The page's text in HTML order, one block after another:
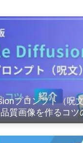
プロンプト（呪
質画像を作るコツ